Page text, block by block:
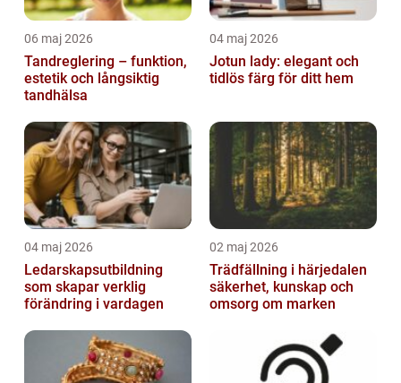
06 maj 2026
Tandreglering – funktion,
estetik och långsiktig
tandhälsa
04 maj 2026
Jotun lady: elegant och
tidlös färg för ditt hem
04 maj 2026
Ledarskapsutbildning
som skapar verklig
förändring i vardagen
02 maj 2026
Trädfällning i härjedalen
säkerhet, kunskap och
omsorg om marken